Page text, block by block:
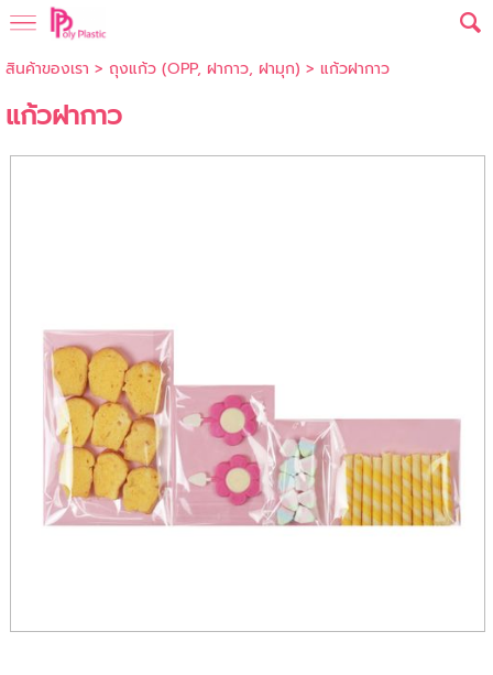
สินค้าของเรา > ถุงแก้ว (OPP, ฝากาว, ฝามุก) > แก้วฝากาว
แก้วฝากาว